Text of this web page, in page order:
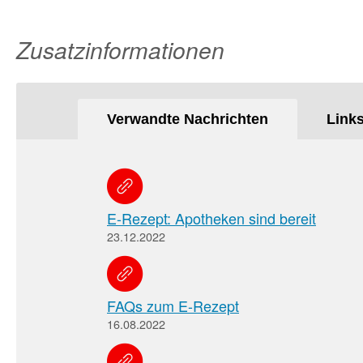
Zusatzinformationen
Verwandte Nachrichten
E-Rezept: Apotheken sind bereit
23.12.2022
FAQs zum E-Rezept
16.08.2022